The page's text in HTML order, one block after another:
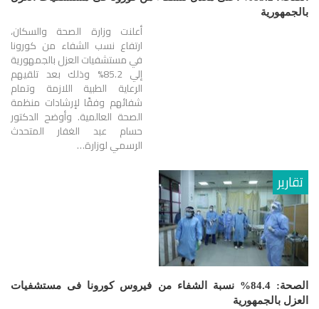
بالجمهورية
أعلنت وزارة الصحة والسكان،
ارتفاع نسب الشفاء من كورونا
في مستشفيات العزل بالجمهورية
إلي 85.2% وذلك بعد تلقيهم
الرعاية الطبية اللازمة وتمام
شفائهم وفقًا لإرشادات منظمة
الصحة العالمية. وأوضح الدكتور
حسام عبد الغفار المتحدث
الرسمي لوزارة…
تقارير
الصحة: 84.4% نسبة الشفاء من فيروس كورونا فى مستشفيات
العزل بالجمهورية